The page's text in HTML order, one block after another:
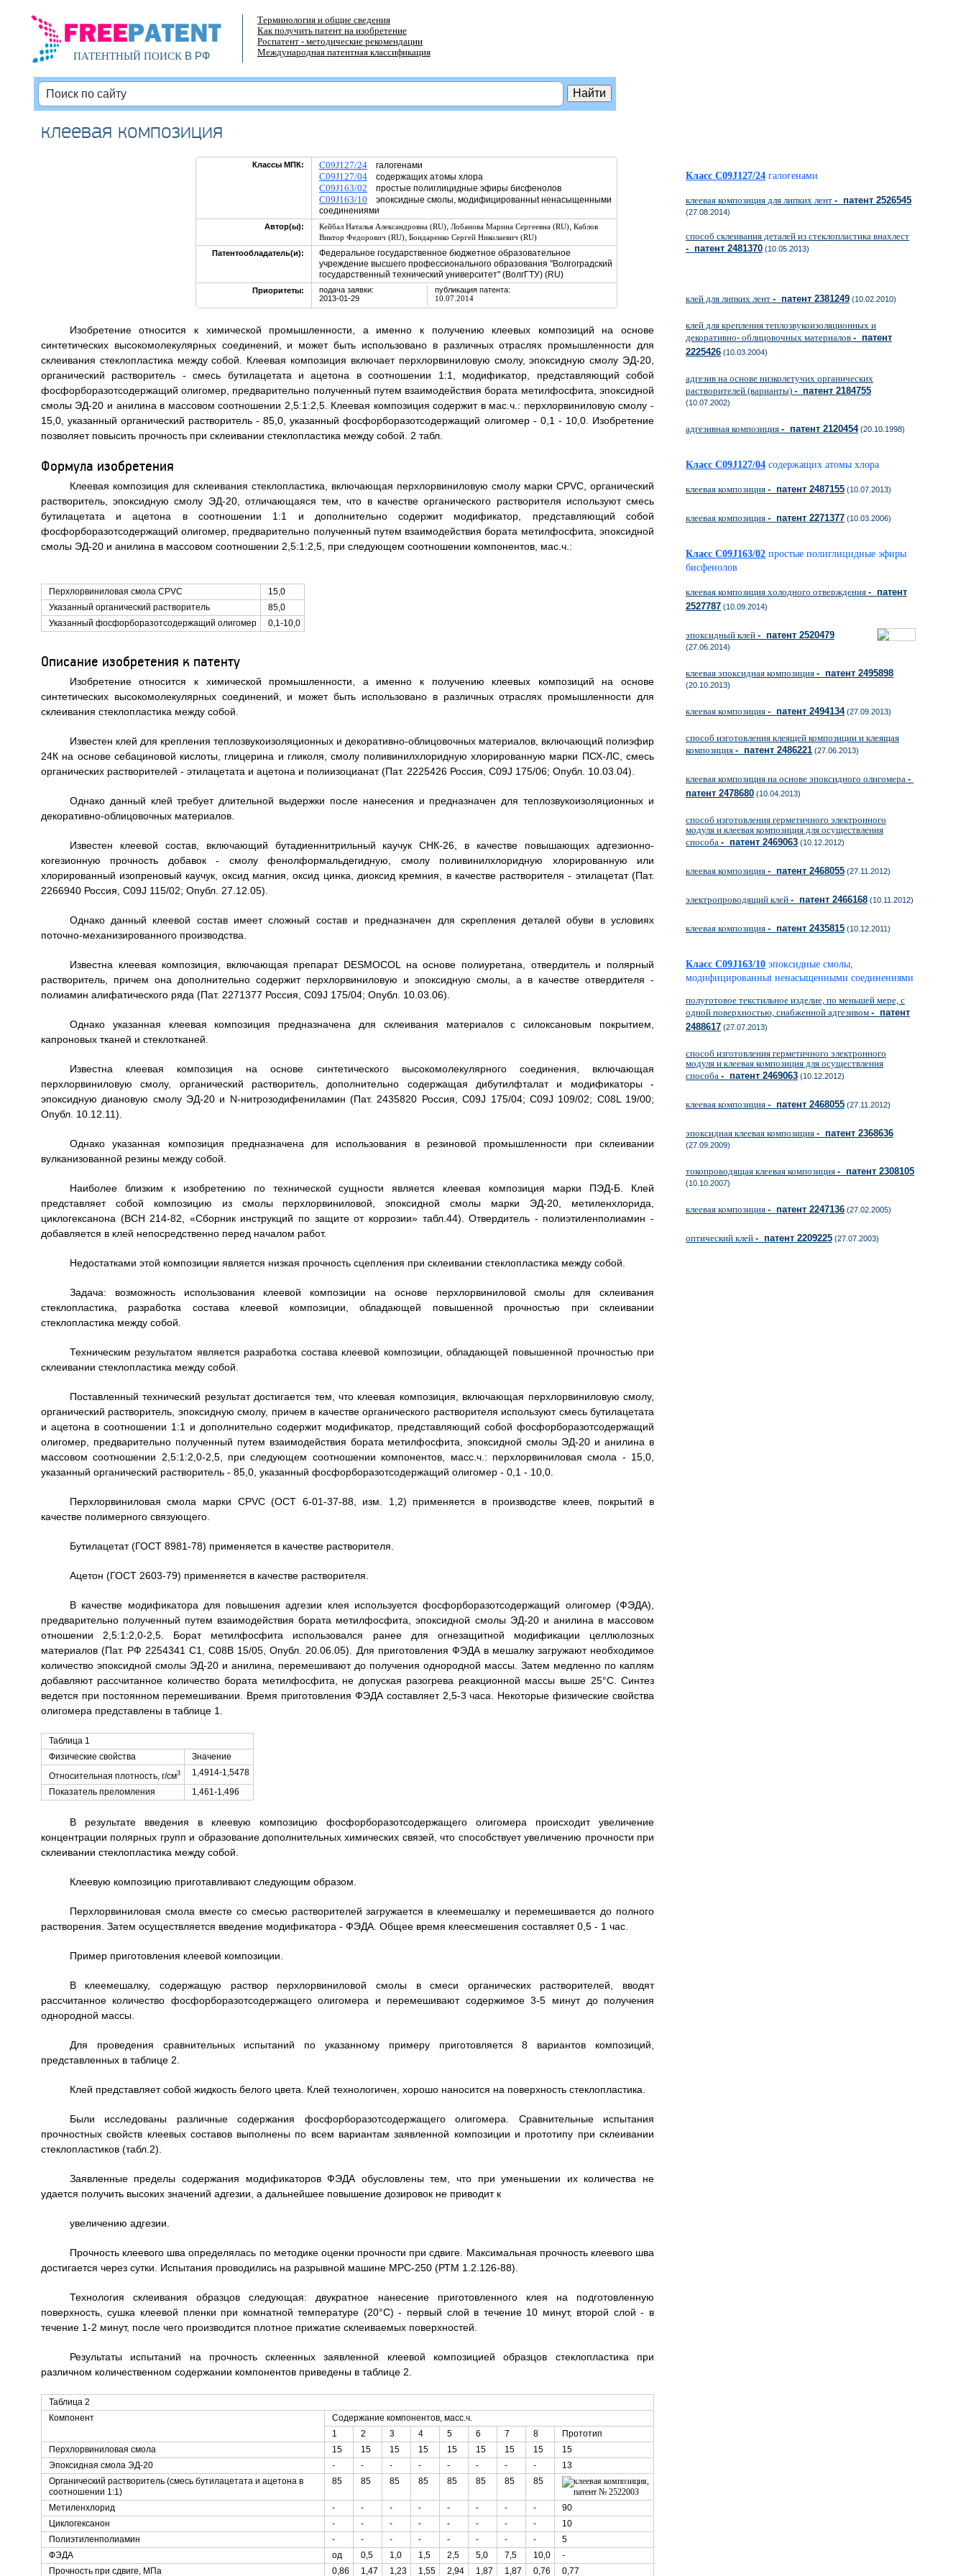
ПАТЕНТНЫЙ ПОИСКВ РФ
Терминология и общие сведения
Как получить патент на изобретение
Роспатент - методические рекомендации
Международная патентная классификация
клеевая композиция
Классы МПК: C09J127/24галогенами
C09J127/04содержащих атомы хлора
C09J163/02 простые полиглицидные эфиры бисфенолов
C09J163/10 эпоксидные смолы, модифицированныt ненасыщенными
соединениями
Автор(ы): Кейбал Наталья Александровна (RU), Лобанова Марина Сергеевна (RU), Каблов
Виктор Федорович (RU), Бондаренко Сергей Николаевич (RU)
Патентообладатель(и):
Федеральное государственное бюджетное образовательное
учреждение высшего профессионального образования "Волгоградский
государственный технический университет" (ВолгГТУ) (RU)
Приоритеты:
подача заявки:
2013-01-29
публикация патента:
10.07.2014
Изобретение относится к химической промышленности, а именно к получению клеевых композиций на основе
синтетических высокомолекулярных соединений, и может быть использовано в различных отраслях промышленности для
склеивания стеклопластика между собой. Клеевая композиция включает перхлорвиниловую смолу, эпоксидную смолу ЭД-20,
органический растворитель - смесь бутилацетата и ацетона в соотношении 1:1, модификатор, представляющий собой
фосфорборазотсодержащий олигомер, предварительно полученный путем взаимодействия бората метилфосфита, эпоксидной
смолы ЭД-20 и анилина в массовом соотношении 2,5:1:2,5. Клеевая композиция содержит в мас.ч.: перхлорвиниловую смолу -
15,0, указанный органический растворитель - 85,0, указанный фосфорборазотсодержащий олигомер - 0,1 - 10,0. Изобретение
позволяет повысить прочность при склеивании стеклопластика между собой. 2 табл.
Формула изобретения
Клеевая композиция для склеивания стеклопластика, включающая перхлорвиниловую смолу марки CPVC, органический
растворитель, эпоксидную смолу ЭД-20, отличающаяся тем, что в качестве органического растворителя используют смесь
бутилацетата и ацетона в соотношении 1:1 и дополнительно содержит модификатор, представляющий собой
фосфорборазотсодержащий олигомер, предварительно полученный путем взаимодействия бората метилфосфита, эпоксидной
смолы ЭД-20 и анилина в массовом соотношении 2,5:1:2,5, при следующем соотношении компонентов, мас.ч.:
Перхлорвиниловая смола CPVC
15,0
Указанный органический растворитель
85,0
Указанный фосфорборазотсодержащий олигомер
0,1-10,0
Описание изобретения к патенту
Изобретение относится к химической промышленности, а именно к получению клеевых композиций на основе
синтетических высокомолекулярных соединений, и может быть использовано в различных отраслях промышленности для
склеивания стеклопластика между собой.
Известен клей для крепления теплозвукоизоляционных и декоративно-облицовочных материалов, включающий полиэфир
24К на основе себациновой кислоты, глицерина и гликоля, смолу поливинилхлоридную хлорированную марки ПСХ-ЛС, смесь
органических растворителей - этилацетата и ацетона и полиизоцианат (Пат. 2225426 Россия, С09J 175/06; Опубл. 10.03.04).
Однако данный клей требует длительной выдержки после нанесения и предназначен для теплозвукоизоляционных и
декоративно-облицовочных материалов.
Известен клеевой состав, включающий бутадиеннитрильный каучук СНК-26, в качестве повышающих адгезионно-
когезионную прочность добавок - смолу фенолформальдегидную, смолу поливинилхлоридную хлорированную или
хлорированный изопреновый каучук, оксид магния, оксид цинка, диоксид кремния, в качестве растворителя - этилацетат (Пат.
2266940 Россия, С09J 115/02; Опубл. 27.12.05).
Однако данный клеевой состав имеет сложный состав и предназначен для скрепления деталей обуви в условиях
поточно-механизированного производства.
Известна клеевая композиция, включающая препарат DESMOCOL на основе полиуретана, отвердитель и полярный
растворитель, причем она дополнительно содержит перхлорвиниловую и эпоксидную смолы, а в качестве отвердителя -
полиамин алифатического ряда (Пат. 2271377 Россия, С09J 175/04; Опубл. 10.03.06).
Однако указанная клеевая композиция предназначена для склеивания материалов с силоксановым покрытием,
капроновых тканей и стеклотканей.
Известна клеевая композиция на основе синтетического высокомолекулярного соединения, включающая
перхлорвиниловую смолу, органический растворитель, дополнительно содержащая дибутилфталат и модификаторы -
эпоксидную диановую смолу ЭД-20 и N-нитрозодифениламин (Пат. 2435820 Россия, С09J 175/04; С09J 109/02; С08L 19/00;
Опубл. 10.12.11).
Однако указанная композиция предназначена для использования в резиновой промышленности при склеивании
вулканизованной резины между собой.
Наиболее близким к изобретению по технической сущности является клеевая композиция марки ПЭД-Б. Клей
представляет собой композицию из смолы перхлорвиниловой, эпоксидной смолы марки ЭД-20, метиленхлорида,
циклогексанона (ВСН 214-82, «Сборник инструкций по защите от коррозии» табл.44). Отвердитель - полиэтиленполиамин -
добавляется в клей непосредственно перед началом работ.
Недостатками этой композиции является низкая прочность сцепления при склеивании стеклопластика между собой.
Задача: возможность использования клеевой композиции на основе перхлорвиниловой смолы для склеивания
стеклопластика, разработка состава клеевой композиции, обладающей повышенной прочностью при склеивании
стеклопластика между собой.
Техническим результатом является разработка состава клеевой композиции, обладающей повышенной прочностью при
склеивании стеклопластика между собой.
Поставленный технический результат достигается тем, что клеевая композиция, включающая перхлорвиниловую смолу,
органический растворитель, эпоксидную смолу, причем в качестве органического растворителя используют смесь бутилацетата
и ацетона в соотношении 1:1 и дополнительно содержит модификатор, представляющий собой фосфорборазотсодержащий
олигомер, предварительно полученный путем взаимодействия бората метилфосфита, эпоксидной смолы ЭД-20 и анилина в
массовом соотношении 2,5:1:2,0-2,5, при следующем соотношении компонентов, масс.ч.: перхлорвиниловая смола - 15,0,
указанный органический растворитель - 85,0, указанный фосфорборазотсодержащий олигомер - 0,1 - 10,0.
Перхлорвиниловая смола марки CPVC (ОСТ 6-01-37-88, изм. 1,2) применяется в производстве клеев, покрытий в
качестве полимерного связующего.
Бутилацетат (ГОСТ 8981-78) применяется в качестве растворителя.
Ацетон (ГОСТ 2603-79) применяется в качестве растворителя.
В качестве модификатора для повышения адгезии клея используется фосфорборазотсодержащий олигомер (ФЭДА),
предварительно полученный путем взаимодействия бората метилфосфита, эпоксидной смолы ЭД-20 и анилина в массовом
отношении 2,5:1:2,0-2,5. Борат метилфосфита использовался ранее для огнезащитной модификации целлюлозных
материалов (Пат. РФ 2254341 C1, С08В 15/05, Опубл. 20.06.05). Для приготовления ФЭДА в мешалку загружают необходимое
количество эпоксидной смолы ЭД-20 и анилина, перемешивают до получения однородной массы. Затем медленно по каплям
добавляют рассчитанное количество бората метилфосфита, не допуская разогрева реакционной массы выше 25°С. Синтез
ведется при постоянном перемешивании. Время приготовления ФЭДА составляет 2,5-3 часа. Некоторые физические свойства
олигомера представлены в таблице 1.
Таблица 1
Физические свойства
Значение
Относительная плотность, г/см3
1,4914-1,5478
Показатель преломления
1,461-1,496
В результате введения в клеевую композицию фосфорборазотсодержащего олигомера происходит увеличение
концентрации полярных групп и образование дополнительных химических связей, что способствует увеличению прочности при
склеивании стеклопластика между собой.
Клеевую композицию приготавливают следующим образом.
Перхлорвиниловая смола вместе со смесью растворителей загружается в клеемешалку и перемешивается до полного
растворения. Затем осуществляется введение модификатора - ФЭДА. Общее время клеесмешения составляет 0,5 - 1 час.
Пример приготовления клеевой композиции.
В клеемешалку, содержащую раствор перхлорвиниловой смолы в смеси органических растворителей, вводят
рассчитанное количество фосфорборазотсодержащего олигомера и перемешивают содержимое 3-5 минут до получения
однородной массы.
Для проведения сравнительных испытаний по указанному примеру приготовляется 8 вариантов композиций,
представленных в таблице 2.
Клей представляет собой жидкость белого цвета. Клей технологичен, хорошо наносится на поверхность стеклопластика.
Были исследованы различные содержания фосфорборазотсодержащего олигомера. Сравнительные испытания
прочностных свойств клеевых составов выполнены по всем вариантам заявленной композиции и прототипу при склеивании
стеклопластиков (табл.2).
Заявленные пределы содержания модификаторов ФЭДА обусловлены тем, что при уменьшении их количества не
удается получить высоких значений адгезии, а дальнейшее повышение дозировок не приводит к
увеличению адгезии.
Прочность клеевого шва определялась по методике оценки прочности при сдвиге. Максимальная прочность клеевого шва
достигается через сутки. Испытания проводились на разрывной машине МРС-250 (РТМ 1.2.126-88).
Технология склеивания образцов следующая: двукратное нанесение приготовленного клея на подготовленную
поверхность, сушка клеевой пленки при комнатной температуре (20°С) - первый слой в течение 10 минут, второй слой - в
течение 1-2 минут, после чего производится плотное прижатие склеиваемых поверхностей.
Результаты испытаний на прочность склеенных заявленной клеевой композицией образцов стеклопластика при
различном количественном содержании компонентов приведены в таблице 2.
Таблица 2
Компонент
Содержание компонентов, масс.ч.
1
2 3 4 5 6 7 8
Прототип
Перхлорвиниловая смола
15 15 15 15 15 15 15 15
15
Эпоксидная смола ЭД-20
- - - - - - - -
13
Органический растворитель (смесь бутилацетата и ацетона в
соотношении 1:1)
85 85 85 85 85 85 85 85
Метиленхлорид - - - - - - - -
90
Циклогексанон
- - - - - - - -
10
Полиэтиленполиамин
- - - - - - - -
5
ФЭДА
од 0,5 1,0 1,5 2,5 5,0 7,5 10,0
-
Прочность при сдвиге, МПа
0,86 1,47 1,23 1,55 2,94 1,87 1,87 0,76 0,77
Класс C09J127/24 галогенами
клеевая композиция для липких лент - патент 2526545
(27.08.2014)
способ склеивания деталей из стеклопластика внахлест
- патент 2481370 (10.05.2013)
клей для липких лент - патент 2381249 (10.02.2010)
клей для крепления теплозвукоизоляционных и
декоративно- облицовочных материалов - патент
2225426 (10.03.2004)
адгезив на основе низколетучих органических
растворителей (варианты) - патент 2184755
(10.07.2002)
адгезивная композиция - патент 2120454(20.10.1998)
Класс C09J127/04 содержащих атомы хлора
клеевая композиция - патент 2487155 (10.07.2013)
клеевая композиция - патент 2271377 (10.03.2006)
Класс C09J163/02 простые полиглицидные эфиры
бисфенолов
клеевая композиция холодного отверждения - патент
2527787 (10.09.2014)
эпоксидный клей - патент 2520479
(27.06.2014)
клеевая эпоксидная композиция - патент 2495898
(20.10.2013)
клеевая композиция - патент 2494134(27.09.2013)
способ изготовления клеящей композиции и клеящая
композиция - патент 2486221 (27.06.2013)
клеевая композиция на основе эпоксидного олигомера -
патент 2478680 (10.04.2013)
способ изготовления герметичного электронного
модуля и клеевая композиция для осуществления
способа - патент 2469063 (10.12.2012)
клеевая композиция - патент 2468055 (27.11.2012)
электропроводящий клей - патент 2466168 (10.11.2012)
клеевая композиция - патент 2435815 (10.12.2011)
Класс C09J163/10 эпоксидные смолы,
модифицированныt ненасыщенными соединениями
полуготовое текстильное изделие, по меньшей мере, с
одной поверхностью, снабженной адгезивом - патент
2488617 (27.07.2013)
способ изготовления герметичного электронного
модуля и клеевая композиция для осуществления
способа - патент 2469063 (10.12.2012)
клеевая композиция - патент 2468055 (27.11.2012)
эпоксидная клеевая композиция - патент 2368636
(27.09.2009)
токопроводящая клеевая композиция - патент 2308105
(10.10.2007)
клеевая композиция - патент 2247136 (27.02.2005)
оптический клей - патент 2209225 (27.07.2003)